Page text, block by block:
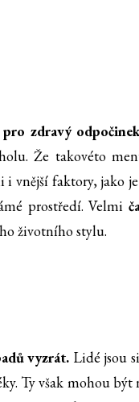
zdravý
Že takovéto
vnější faktory, jako
prostředí. Velmi
životního stylu.
vyzrát. Lidé jsou
Ty však mohou být